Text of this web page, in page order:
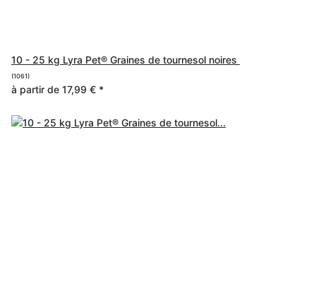
10 - 25 kg Lyra Pet® Graines de tournesol noires
(1061)
à partir de 17,99 € *